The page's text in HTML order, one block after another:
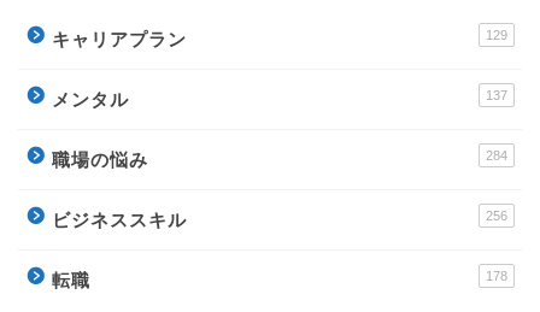
キャリアプラン 129
メンタル 137
職場の悩み 284
ビジネススキル 256
転職 178